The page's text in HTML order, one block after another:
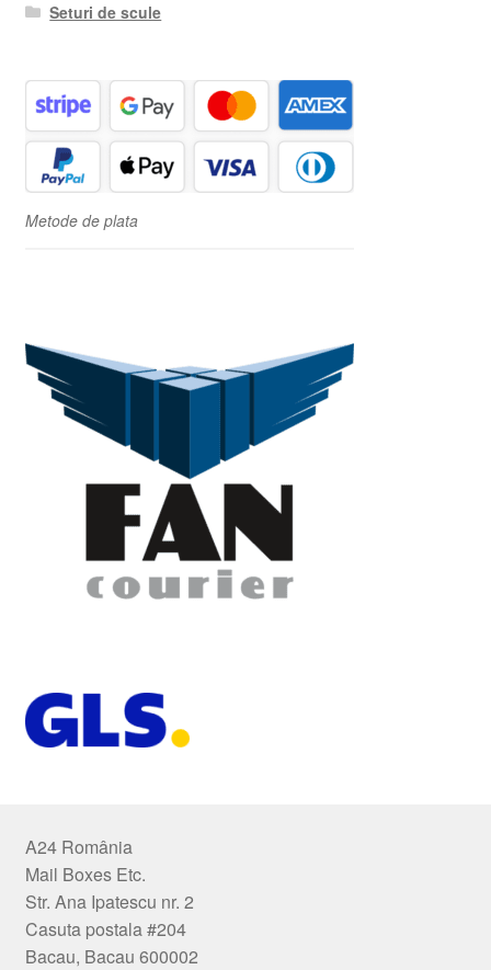
Seturi de scule
Metode de plata
A24 România
Mail Boxes Etc.
Str. Ana Ipatescu nr. 2
Casuta postala #204
Bacau, Bacau 600002